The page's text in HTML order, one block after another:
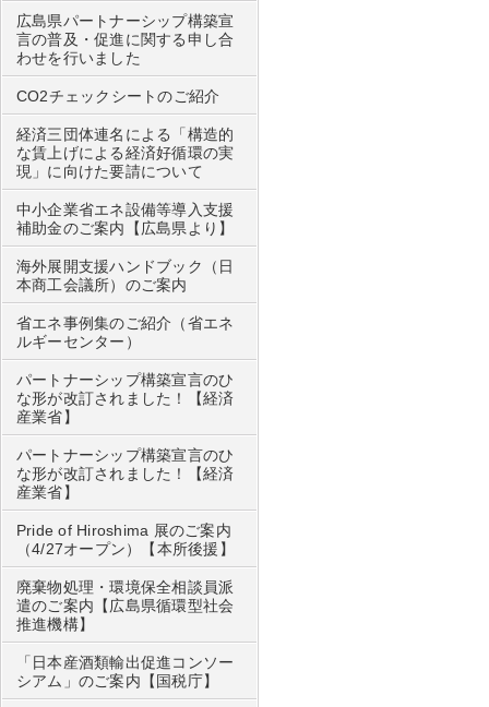
広島県パートナーシップ構築宣
言の普及・促進に関する申し合
わせを行いました
CO2チェックシートのご紹介
経済三団体連名による「構造的
な賃上げによる経済好循環の実
現」に向けた要請について
中小企業省エネ設備等導入支援
補助金のご案内【広島県より】
海外展開支援ハンドブック（日
本商工会議所）のご案内
省エネ事例集のご紹介（省エネ
ルギーセンター）
パートナーシップ構築宣言のひ
な形が改訂されました！【経済
産業省】
パートナーシップ構築宣言のひ
な形が改訂されました！【経済
産業省】
Pride of Hiroshima 展のご案内
（4/27オープン）【本所後援】
廃棄物処理・環境保全相談員派
遣のご案内【広島県循環型社会
推進機構】
「日本産酒類輸出促進コンソー
シアム」のご案内【国税庁】